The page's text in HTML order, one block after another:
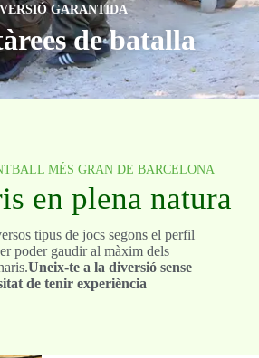
GARANTIDA
de batalla
MÉS GRAN DE BARCELONA
en plena natura
tipus de jocs segons el perfil
poder gaudir al màxim dels
Uneix-te a la diversió sense
de tenir experiència